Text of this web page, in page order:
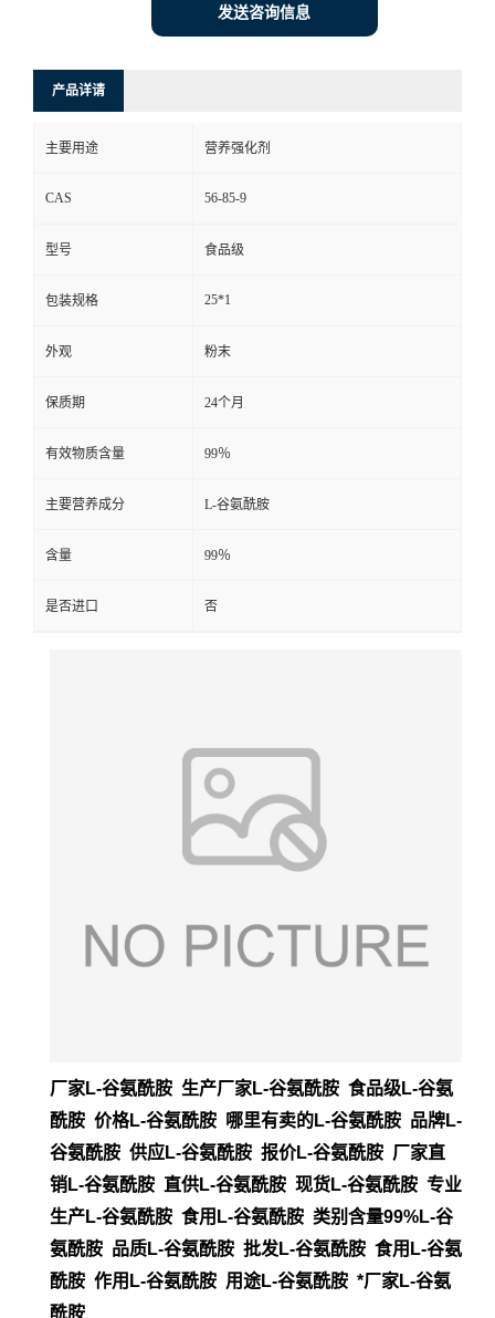
发送咨询信息
产品详请
主要用途 营养强化剂
CAS 56-85-9
型号 食品级
包装规格 25*1
外观 粉末
保质期 24个月
有效物质含量 99％
主要营养成分 L-谷氨酰胺
含量 99％
是否进口 否
厂家L-谷氨酰胺 生产厂家L-谷氨酰胺 食品级L-谷氨
酰胺 价格L-谷氨酰胺 哪里有卖的L-谷氨酰胺 品牌L-
谷氨酰胺 供应L-谷氨酰胺 报价L-谷氨酰胺 厂家直
销L-谷氨酰胺 直供L-谷氨酰胺 现货L-谷氨酰胺 专业
生产L-谷氨酰胺 食用L-谷氨酰胺 类别含量99%L-谷
氨酰胺 品质L-谷氨酰胺 批发L-谷氨酰胺 食用L-谷氨
酰胺 作用L-谷氨酰胺 用途L-谷氨酰胺 *厂家L-谷氨
酰胺